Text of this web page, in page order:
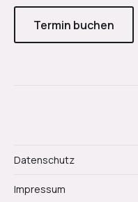
Termin buchen
Datenschutz
Impressum